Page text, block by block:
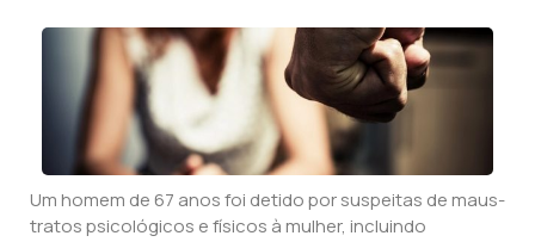
Um homem de 67 anos foi detido por suspeitas de maus-
tratos psicológicos e físicos à mulher, incluindo